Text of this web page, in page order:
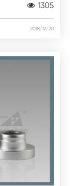
1305
2018/12/20